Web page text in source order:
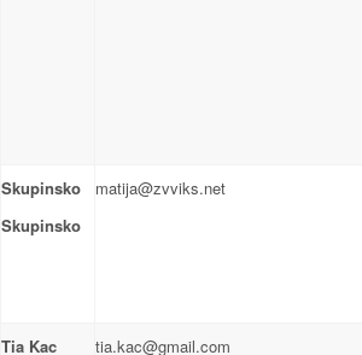
Skupinsko
Skupinsko
matija@zvviks.net
Tia Kac tia.kac@gmail.com